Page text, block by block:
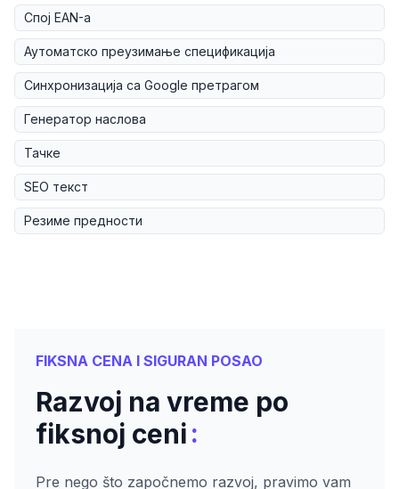
Спој EAN-а
Аутоматско преузимање спецификација
Синхронизација са Google претрагом
Генератор наслова
Тачке
SEO текст
Резиме предности
FIKSNA CENA I SIGURAN POSAO
Razvoj na vreme po
fiksnoj ceni:
Pre nego što započnemo razvoj, pravimo vam